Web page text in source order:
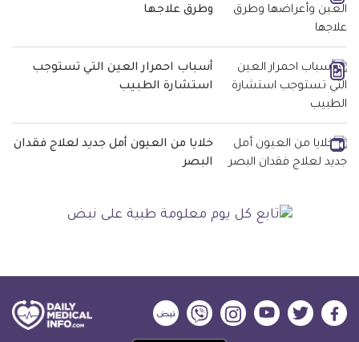
وطرق علاجها
أسباب احمرار العين التي تستوجب
استشارة الطبيب
خلايا من العيون أمل جديد لعلاج فقدان
البصر
ديلي
ديلي
ديلي
ميديكال
ديلي
ميديكال
ديلي
ميديكال
ديلي
ميديكال